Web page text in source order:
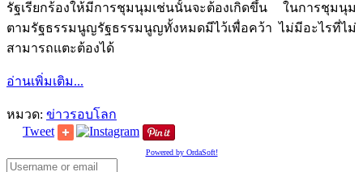
รัฐเรียกร้องให้มีการชุมนุมเช่นนั้นจะต้องเกิดขึ้น ในการชุมนุม
ตามรัฐธรรมนูญรัฐธรรมนูญทั้งหมดมีไว้เพื่อคว้า ไม่มีอะไรที่ไม่
สามารถแตะต้องได้
อ่านเพิ่มเติม...
หมวด: ข่าวรอบโลก
Tweet
Powered by OrdaSoft!